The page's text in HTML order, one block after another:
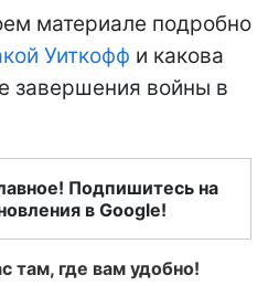
материале подробно
Уиткофф и какова
завершения войны в
Подпишитесь на
в Google!
там, где вам удобно!